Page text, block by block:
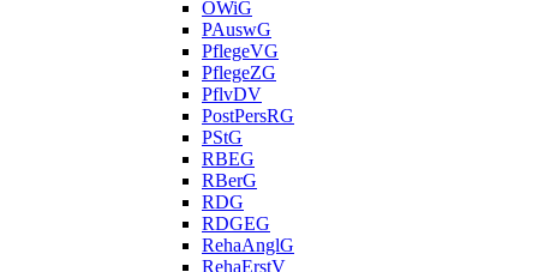
OWiG
PAuswG
PflegeVG
PflegeZG
PflvDV
PostPersRG
PStG
RBEG
RBerG
RDG
RDGEG
RehaAnglG
RehaErstV